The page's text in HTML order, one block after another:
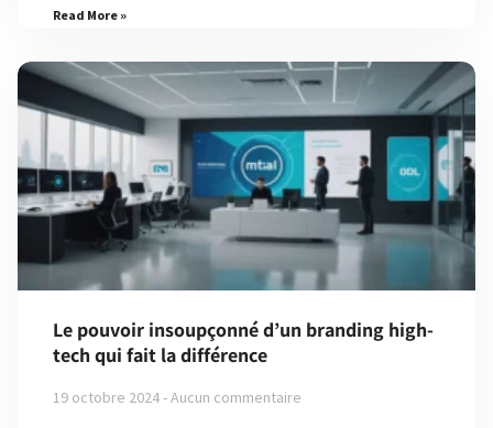
Read More »
Le pouvoir insoupçonné d’un branding high-
tech qui fait la différence
19 octobre 2024 Aucun commentaire